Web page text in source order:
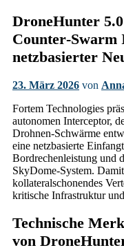
DroneHunter
netzbasierter
23. März 2026 von
Fortem Technologies
autonomen Interceptor,
Drohnen-Schwärme
eine netzbasierte
Bordrechenleistung und
SkyDome-System.
kollateralschonendes
kritische Infrastruktur
Technische
von